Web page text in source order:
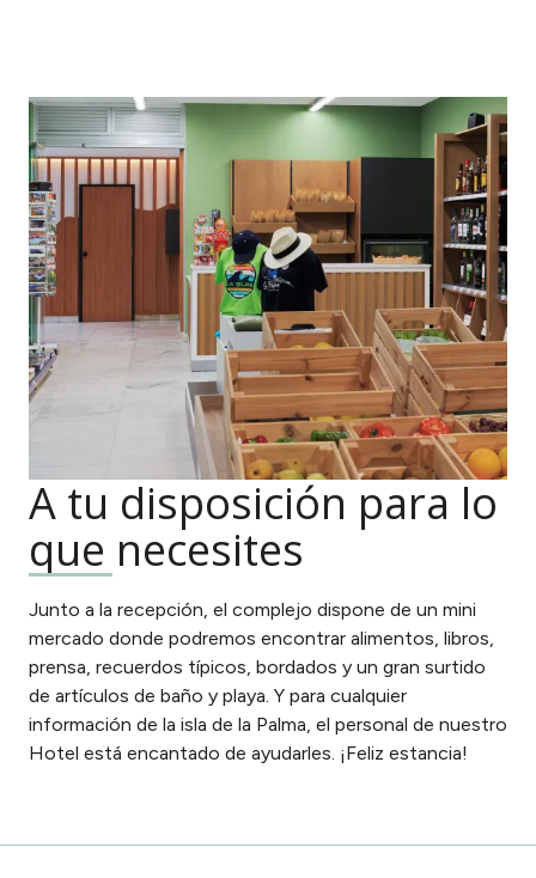
A tu disposición para lo
que necesites
Junto a la recepción, el complejo dispone de un mini
mercado donde podremos encontrar alimentos, libros,
prensa, recuerdos típicos, bordados y un gran surtido
de artículos de baño y playa. Y para cualquier
información de la isla de la Palma, el personal de nuestro
Hotel está encantado de ayudarles. ¡Feliz estancia!